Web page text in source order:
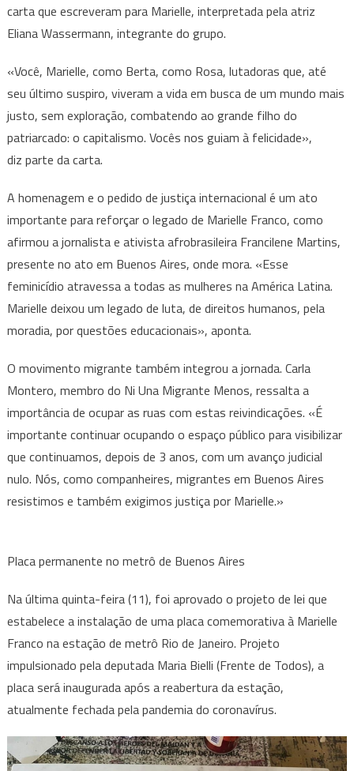
carta que escreveram para Marielle, interpretada pela atriz
Eliana Wassermann, integrante do grupo.
«Você, Marielle, como Berta, como Rosa, lutadoras que, até
seu último suspiro, viveram a vida em busca de um mundo mais
justo, sem exploração, combatendo ao grande filho do
patriarcado: o capitalismo. Vocês nos guiam à felicidade»,
diz parte da carta.
A homenagem e o pedido de justiça internacional é um ato
importante para reforçar o legado de Marielle Franco, como
afirmou a jornalista e ativista afrobrasileira Francilene Martins,
presente no ato em Buenos Aires, onde mora. «Esse
feminicídio atravessa a todas as mulheres na América Latina.
Marielle deixou um legado de luta, de direitos humanos, pela
moradia, por questões educacionais», aponta.
O movimento migrante também integrou a jornada. Carla
Montero, membro do Ni Una Migrante Menos, ressalta a
importância de ocupar as ruas com estas reivindicações. «É
importante continuar ocupando o espaço público para visibilizar
que continuamos, depois de 3 anos, com um avanço judicial
nulo. Nós, como companheires, migrantes em Buenos Aires
resistimos e também exigimos justiça por Marielle.»
Placa permanente no metrô de Buenos Aires
Na última quinta-feira (11), foi aprovado o projeto de lei que
estabelece a instalação de uma placa comemorativa à Marielle
Franco na estação de metrô Rio de Janeiro. Projeto
impulsionado pela deputada Maria Bielli (Frente de Todos), a
placa será inaugurada após a reabertura da estação,
atualmente fechada pela pandemia do coronavírus.